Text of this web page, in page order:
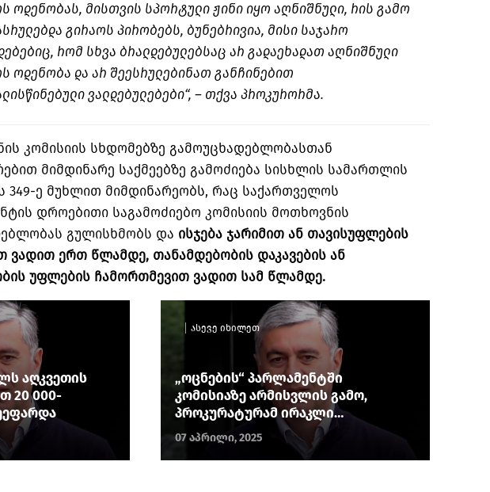
ოდენობას, მისთვის სპორტული ჟინი იყო აღნიშნული, რის გამო
გირაოს პირობებს, ბუნებრივია, მისი საჯარო
რომ სხვა ბრალდებულებსაც არ გადაეხადათ აღნიშნული
ოდენობა და არ შეესრულებინათ განჩინებით
ვალდებულებები“, – თქვა პროკურორმა.
კომისიის სხდომებზე გამოუცხადებლობასთან
მიმდინარე საქმეებზე გამოძიება სისხლის სამართლის
349-ე მუხლით მიმდინარეობს, რაც საქართველოს
დროებითი საგამოძიებო კომისიის მოთხოვნის
გულისხმობს და ისჯება ჯარიმით ან თავისუფლების
ვადით ერთ წლამდე, თანამდებობის დაკავების ან
უფლების ჩამორთმევით ვადით სამ წლამდე.
აღკვეთის
შეეფარდა
ასევე იხილეთ
„ოცნების“ პარლამენტში
კომისიაზე არმისვლის გამო,
პროკურატურამ ირაკლი
ოქრუაშვილს ბრალდება
წარუდგინა
07 აპრილი, 2025